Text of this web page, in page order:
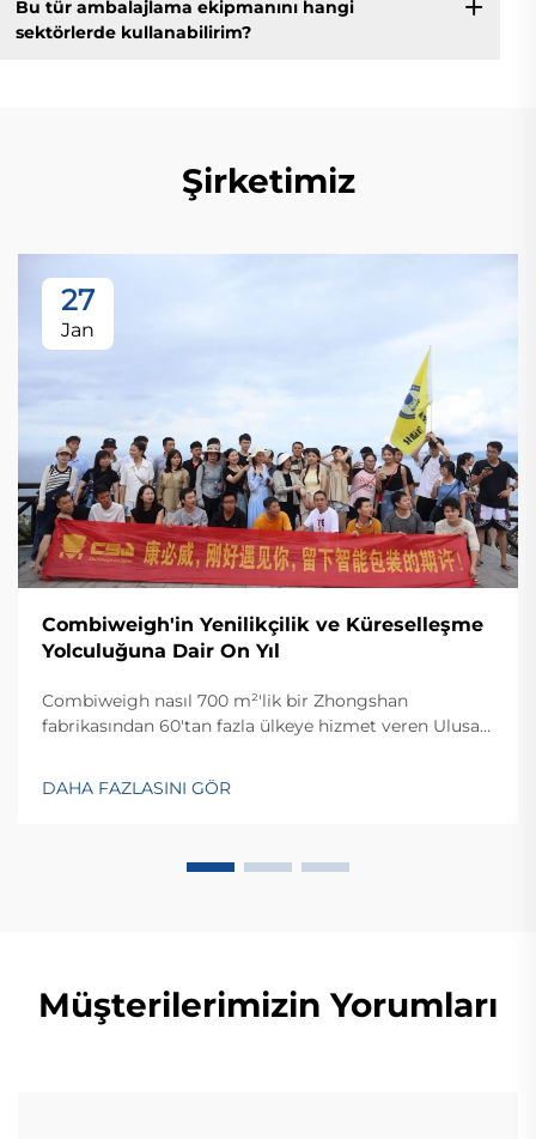
Bu tür ambalajlama ekipmanını hangi
sektörlerde kullanabilirim?
Şirketimiz
27
Jan
Combiweigh'in Yenilikçilik ve Küreselleşme
Yolculuğuna Dair On Yıl
Combiweigh nasıl 700 m²'lik bir Zhongshan
fabrikasından 60'tan fazla ülkeye hizmet veren Ulusal
çözümlerini keşfedin—bugün küresel OEM/ODM
danışmanlığı talep edin.
DAHA FAZLASINI GÖR
Müşterilerimizin Yorumları